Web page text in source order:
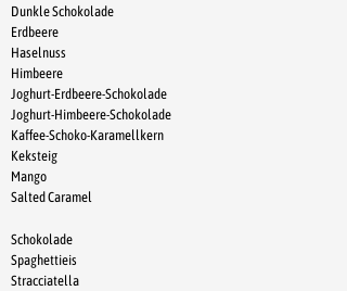
Dunkle Schokolade
Erdbeere
Haselnuss
Himbeere
Joghurt-Erdbeere-Schokolade
Joghurt-Himbeere-Schokolade
Kaffee-Schoko-Karamellkern
Keksteig
Mango
Salted Caramel
Schokolade
Spaghettieis
Stracciatella